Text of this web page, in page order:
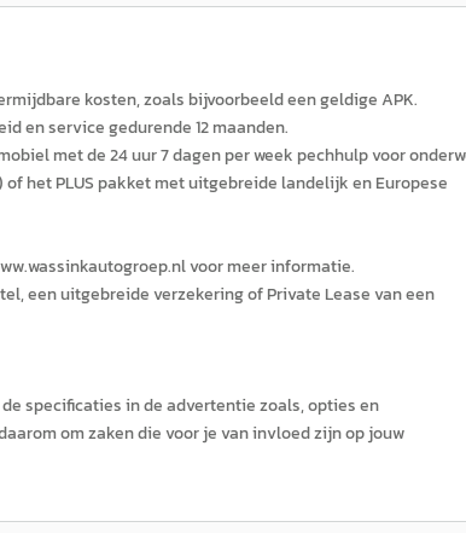
kosten, zoals bijvoorbeeld een geldige APK.
en service gedurende 12 maanden.
met de 24 uur 7 dagen per week pechhulp voor
het PLUS pakket met uitgebreide landelijk en Europese
voor meer informatie.
een uitgebreide verzekering of Private Lease van een
specificaties in de advertentie zoals, opties en
om zaken die voor je van invloed zijn op jouw